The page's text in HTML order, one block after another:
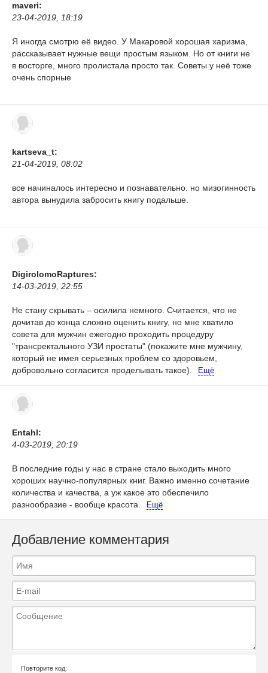
maveri:
23-04-2019, 18:19
Я иногда смотрю её видео. У Макаровой хорошая харизма,
рассказывает нужные вещи простым языком. Но от книги не
в восторге, много пролистала просто так. Советы у неё тоже
очень спорные
kartseva_t:
21-04-2019, 08:02
все начиналось интересно и познавательно. но мизогинность
автора вынудила забросить книгу подальше.
DigirolomoRaptures:
14-03-2019, 22:55
Не стану скрывать – осилила немного. Считается, что не
дочитав до конца сложно оценить книгу, но мне хватило
совета для мужчин ежегодно проходить процедуру
"трансректального УЗИ простаты" (покажите мне мужчину,
который не имея серьезных проблем со здоровьем,
добровольно согласится проделывать такое).
Ещё
Entahl:
4-03-2019, 20:19
В последние годы у нас в стране стало выходить много
хороших научно-популярных книг. Важно именно сочетание
количества и качества, а уж какое это обеспечило
разнообразие - вообще красота.
Ещё
Добавление комментария
Повторите код: